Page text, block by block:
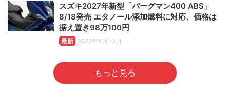
スズキ2027年新型「バーグマン400 ABS」
8/18発売 エタノール添加燃料に対応、価格は
据え置き98万100円
最新 2022年4月10日
もっと見る